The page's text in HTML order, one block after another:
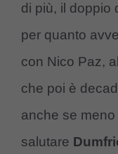
di più, il doppio
per quanto
con Nico Paz,
che poi è
anche se
salutare